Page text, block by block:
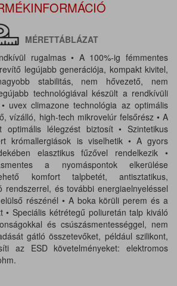
MÉRETTÁBLÁZAT
rugalmas • A 100%-ig fémmentes
legújabb generációja, kompakt kivitel,
stabilitás, nem hővezető, nem
technológiával készült a rendkívüli
uvex climazone technológia az optimális
vízálló, high-tech mikrovelúr felsőrész • A
optimális lélegzést biztosít • Szintetikus
krómallergiások is viselhetik • A gyors
elasztikus fűzővel rendelkezik •
a nyomáspontok elkerülése
komfort talpbetét, antisztatikus,
rendszerrel, és további energiaelnyeléssel
részénél • A boka körüli perem és a
• Speciális kétrétegű poliuretán talp kiváló
és csúszásmentességgel, nem
gátló összetevőket, például szilikont,
az ESD követelményeket: elektromos